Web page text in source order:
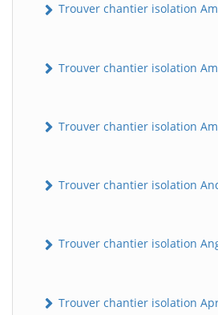
Trouver chantier isolation
Trouver chantier isolation
Trouver chantier isolation
Trouver chantier isolation
Trouver chantier isolation
Trouver chantier isolation